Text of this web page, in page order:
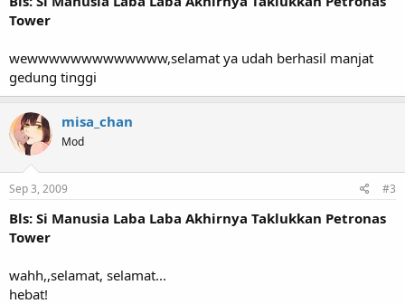
Tower
wewwwwwwwwwwwww,selamat ya udah berhasil manjat
gedung tinggi
misa_chan
Mod
Sep 3, 2009 #3
Bls: Si Manusia Laba Laba Akhirnya Taklukkan Petronas
Tower
wahh,,selamat, selamat...
hebat!